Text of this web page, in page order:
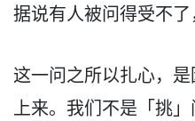
据说有人被问得受不了
这一问之所以扎心，
上来。我们不是「挑」